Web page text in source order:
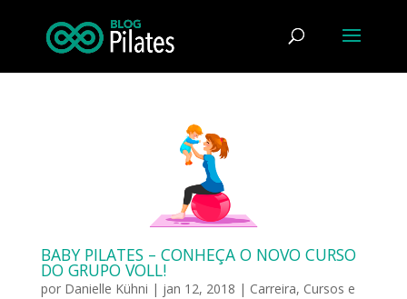
BABY PILATES – CONHEÇA O NOVO CURSO
DO GRUPO VOLL!
por Danielle Kühni | jan 12, 2018 | Carreira, Cursos e